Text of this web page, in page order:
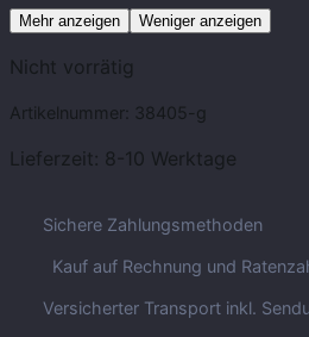
Mehr anzeigen Weniger anzeigen
Nicht vorrätig
Artikelnummer: 38405-g
Lieferzeit: 8-10 Werktage
Sichere Zahlungsmethoden
Kauf auf Rechnung und
Versicherter Transport inkl.